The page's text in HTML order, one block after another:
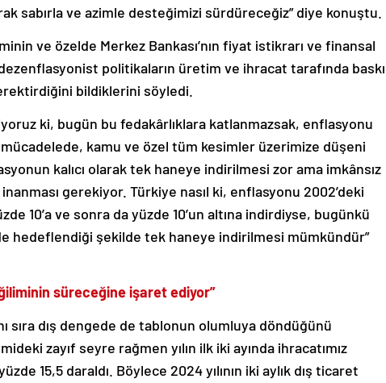
sabırla ve azimle desteğimizi sürdüreceğiz” diye konuştu.
ve özelde Merkez Bankası’nın fiyat istikrarı ve finansal
politikaların üretim ve ihracat tarafında baskı
bildiklerini söyledi.
ki, bugün bu fedakârlıklara katlanmazsak, enflasyonu
kamu ve özel tüm kesimler üzerimize düşeni
kalıcı olarak tek haneye indirilmesi zor ama imkânsız
gerekiyor. Türkiye nasıl ki, enflasyonu 2002’deki
10’a ve sonra da yüzde 10’un altına indirdiyse, bugünkü
hedeflendiği şekilde tek haneye indirilmesi mümkündür”
süreceğine işaret ediyor”
sıra dış dengede de tablonun olumluya döndüğünü
zayıf seyre rağmen yılın ilk iki ayında ihracatımız
15,5 daraldı. Böylece 2024 yılının iki aylık dış ticaret